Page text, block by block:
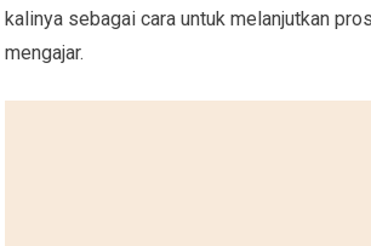
kalinya sebagai cara untuk melanjutkan
mengajar.